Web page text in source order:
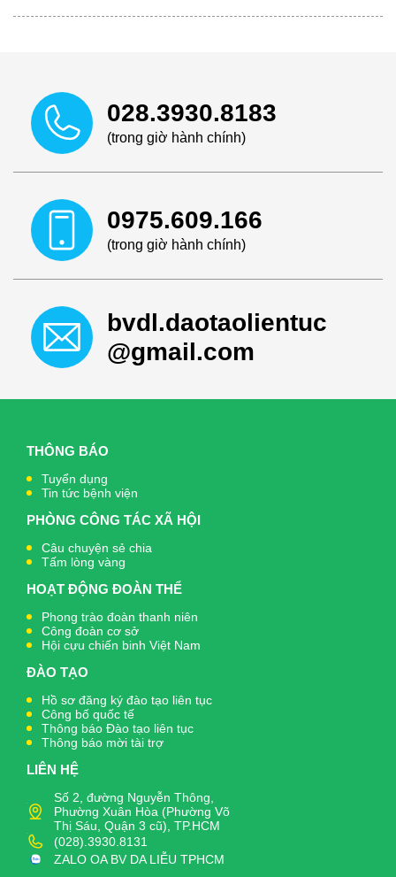
028.3930.8183
(trong giờ hành chính)
0975.609.166
(trong giờ hành chính)
bvdl.daotaolientuc
@gmail.com
THÔNG BÁO
Tuyển dụng
Tin tức bệnh viện
PHÒNG CÔNG TÁC XÃ HỘI
Câu chuyện sẻ chia
Tấm lòng vàng
HOẠT ĐỘNG ĐOÀN THỂ
Phong trào đoàn thanh niên
Công đoàn cơ sở
Hội cựu chiến binh Việt Nam
ĐÀO TẠO
Hồ sơ đăng ký đào tạo liên tục
Công bố quốc tế
Thông báo Đào tạo liên tục
Thông báo mời tài trợ
LIÊN HỆ
Số 2, đường Nguyễn Thông,
Phường Xuân Hòa (Phường Võ
Thị Sáu, Quận 3 cũ), TP.HCM
(028).3930.8131
ZALO OA BV DA LIỄU TPHCM